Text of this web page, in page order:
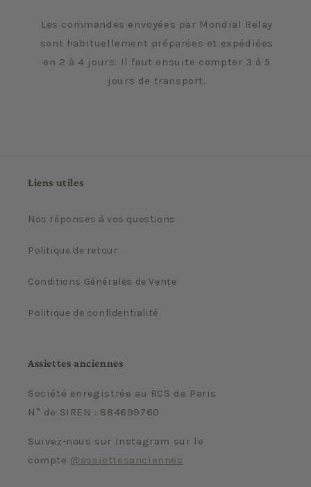
Les commandes envoyées par Mondial Relay
sont habituellement préparées et expédiées
en 2 à 4 jours. Il faut ensuite compter 3 à 5
jours de transport.
Liens utiles
Nos réponses à vos questions
Politique de retour
Conditions Générales de Vente
Politique de confidentialité
Assiettes anciennes
Société enregistrée au RCS de Paris
N° de SIREN : 884699760
Suivez-nous sur Instagram sur le
compte @assiettesanciennes